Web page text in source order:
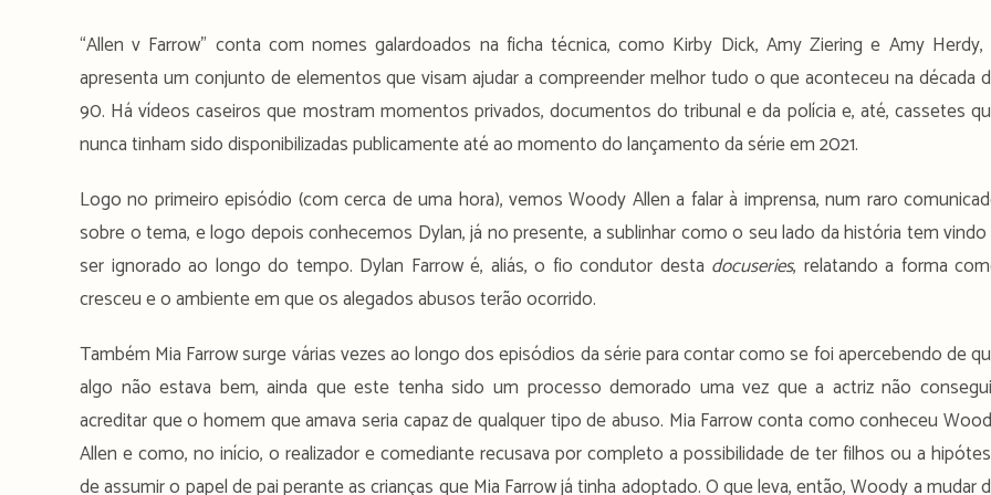
“Allen v Farrow” conta com nomes galardoados na ficha técnica, como Kirby Dick, Amy Ziering e Amy Herdy,
apresenta um conjunto de elementos que visam ajudar a compreender melhor tudo o que aconteceu na década
90. Há vídeos caseiros que mostram momentos privados, documentos do tribunal e da polícia e, até, cassetes
nunca tinham sido disponibilizadas publicamente até ao momento do lançamento da série em 2021.
Logo no primeiro episódio (com cerca de uma hora), vemos Woody Allen a falar à imprensa, num raro
sobre o tema, e logo depois conhecemos Dylan, já no presente, a sublinhar como o seu lado da história tem vindo
ser ignorado ao longo do tempo. Dylan Farrow é, aliás, o fio condutor desta docuseries, relatando a forma
cresceu e o ambiente em que os alegados abusos terão ocorrido.
Também Mia Farrow surge várias vezes ao longo dos episódios da série para contar como se foi apercebendo de
algo não estava bem, ainda que este tenha sido um processo demorado uma vez que a actriz não
acreditar que o homem que amava seria capaz de qualquer tipo de abuso. Mia Farrow conta como conheceu
Allen e como, no início, o realizador e comediante recusava por completo a possibilidade de ter filhos ou a
de assumir o papel de pai perante as crianças que Mia Farrow já tinha adoptado. O que leva, então, Woody a mudar